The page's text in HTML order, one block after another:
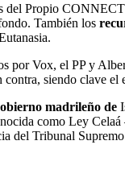
del Propio
También los
por Vox, el PP y
siendo clave
madrileño de
como Ley
del Tribunal